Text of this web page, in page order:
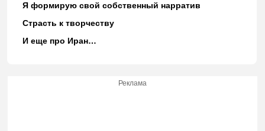
Я формирую свой собственный нарратив
Страсть к творчеству
И еще про Иран…
Реклама